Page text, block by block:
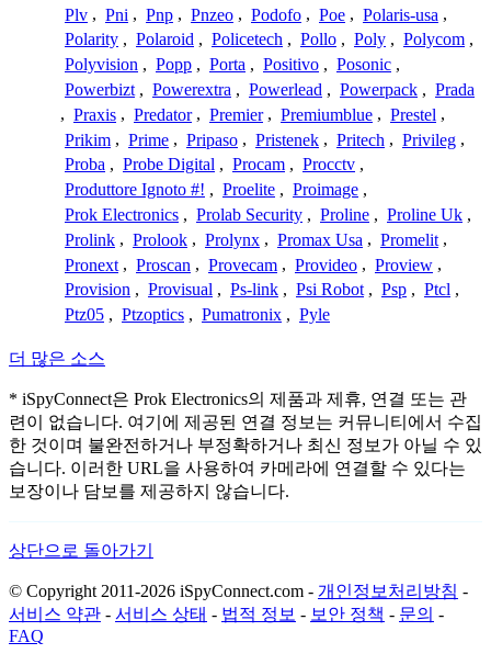
Plv , Pni , Pnp , Pnzeo , Podofo , Poe , Polaris-usa ,
Polarity , Polaroid , Policetech , Pollo , Poly , Polycom ,
Polyvision , Popp , Porta , Positivo , Posonic ,
Powerbizt , Powerextra , Powerlead , Powerpack , Prada
, Praxis , Predator , Premier , Premiumblue , Prestel ,
Prikim , Prime , Pripaso , Pristenek , Pritech , Privileg ,
Proba , Probe Digital , Procam , Procctv ,
Produttore Ignoto #! , Proelite , Proimage ,
Prok Electronics , Prolab Security , Proline , Proline Uk ,
Prolink , Prolook , Prolynx , Promax Usa , Promelit ,
Pronext , Proscan , Provecam , Provideo , Proview ,
Provision , Provisual , Ps-link , Psi Robot , Psp , Ptcl ,
Ptz05 , Ptzoptics , Pumatronix , Pyle
더 많은 소스
* iSpyConnect은 Prok Electronics의 제품과 제휴, 연결 또는 관
련이 없습니다. 여기에 제공된 연결 정보는 커뮤니티에서 수집
한 것이며 불완전하거나 부정확하거나 최신 정보가 아닐 수 있
습니다. 이러한 URL을 사용하여 카메라에 연결할 수 있다는
보장이나 담보를 제공하지 않습니다.
상단으로 돌아가기
© Copyright 2011-2026 iSpyConnect.com - 개인정보처리방침 -
서비스 약관 - 서비스 상태 - 법적 정보 - 보안 정책 - 문의 -
FAQ